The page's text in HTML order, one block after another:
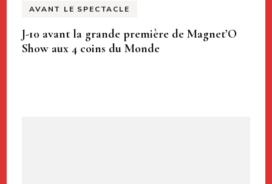
AVANT LE SPECTACLE
J-10 avant la grande première de Magnet’O
Show aux 4 coins du Monde